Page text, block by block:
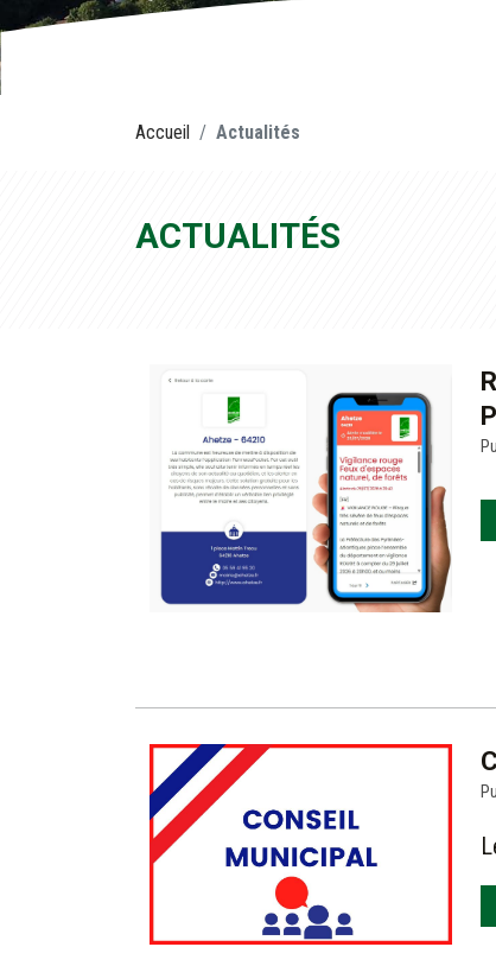
Accueil Actualités
ACTUALITÉS